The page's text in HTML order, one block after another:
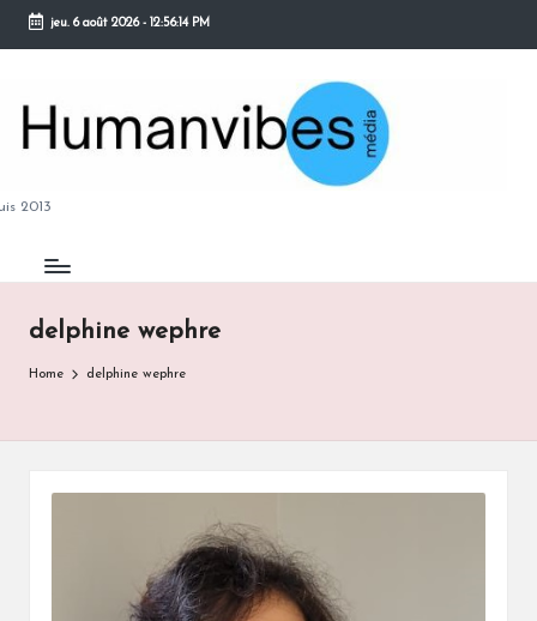
Skip
content
jeu. 6 août 2026- 12:56:14 PM
2013
delphine wephre
Home delphine wephre